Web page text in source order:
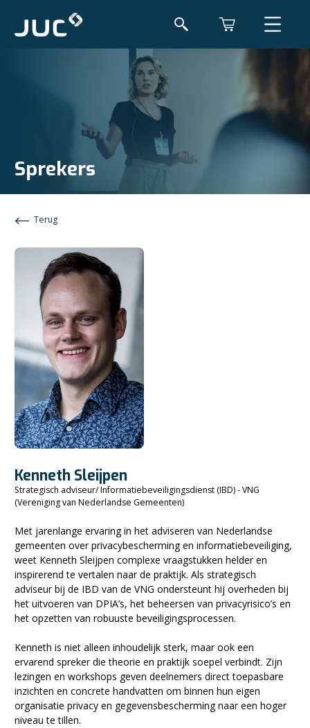
Sprekers
Terug
Kenneth Sleijpen
Strategisch adviseur/ Informatiebeveiligingsdienst (IBD) - VNG
(Vereniging van Nederlandse Gemeenten)
Met jarenlange ervaring in het adviseren van Nederlandse
gemeenten over privacybescherming en informatiebeveiliging,
weet Kenneth Sleijpen complexe vraagstukken helder en
inspirerend te vertalen naar de praktijk. Als strategisch
adviseur bij de IBD van de VNG ondersteunt hij overheden bij
het uitvoeren van DPIA’s, het beheersen van privacyrisico’s en
het opzetten van robuuste beveiligingsprocessen.
Kenneth is niet alleen inhoudelijk sterk, maar ook een
ervarend spreker die theorie en praktijk soepel verbindt. Zijn
lezingen en workshops geven deelnemers direct toepasbare
inzichten en concrete handvatten om binnen hun eigen
organisatie privacy en gegevensbescherming naar een hoger
niveau te tillen.